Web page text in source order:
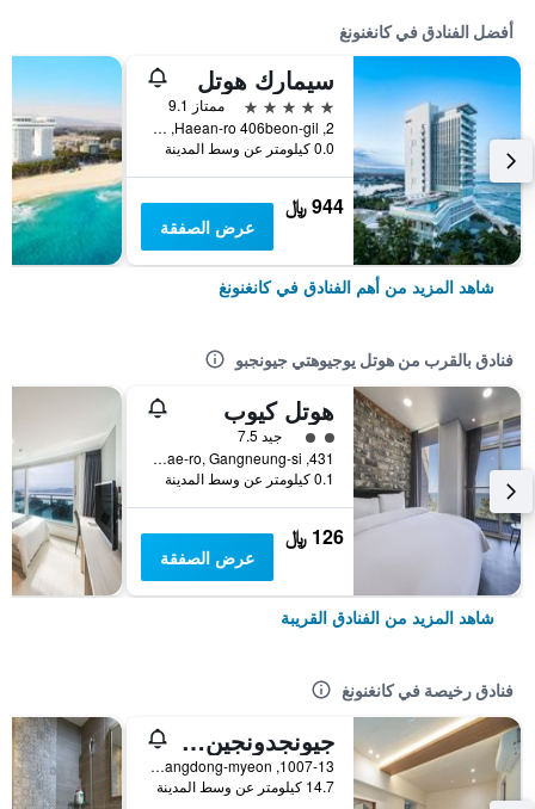
أفضل الفنادق في كانغنونغ
سيمارك هوتل
5 نجوم
ممتاز 9.1
2, Haean-ro 406beon-gil, كانغنونغ, كوريا الجنوبية
0.0 كيلومتر عن وسط المدينة
944 ﷼
عرض الصفقة
شاهد المزيد من أهم الفنادق في كانغنونغ
فنادق بالقرب من هوتل يوجيوهتي جيونجبو
هوتل كيوب
تقييم فئة 2
جيد 7.5
431, Changhae-ro, Gangneung-si, كانغنونغ, كوريا الجنوبية
0.1 كيلومتر عن وسط المدينة
126 ﷼
عرض الصفقة
شاهد المزيد من الفنادق القريبة
فنادق رخيصة في كانغنونغ
جيونجدونجين موتل
1007-13, Heonhwa-ro, Gangdong-myeon, كانغنونغ, كوريا الجنوبية
14.7 كيلومتر عن وسط المدينة